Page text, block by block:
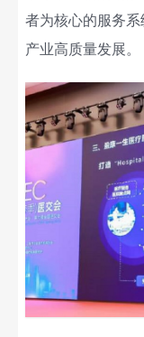
者为核心的服务
产业高质量发展。